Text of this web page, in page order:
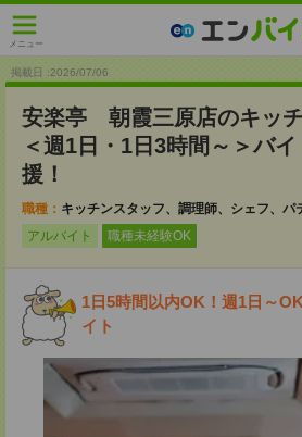
メニュー
掲載日 :2026/07/06
安楽亭 朝霞三原店のキッ
＜週1日・1日3時間～＞バ
援！
職種： キッチンスタッフ、調理師、シェフ、パ
アルバイト
職種未経験OK
1日5時間以内OK！週1日～
イト